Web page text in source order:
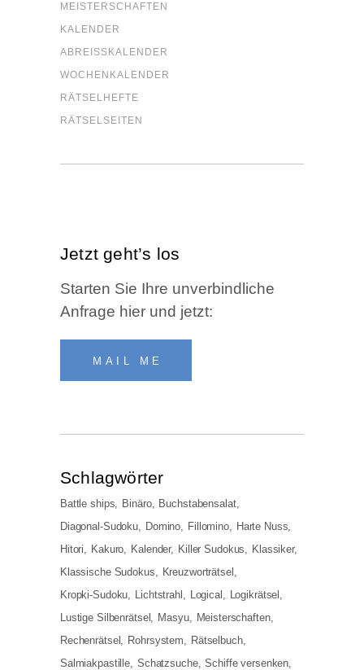
MEIS­TER­SCHAF­TEN
KALEN­DER
ABREISS­KA­LEN­DER
WOCHEN­KA­LEN­DER
RÄT­SEL­HEF­TE
RÄT­SEL­SEI­TEN
Jetzt geht’s los
Star­ten Sie Ihre unver­bind­li­che
Anfra­ge hier und jetzt:
MAIL ME
Schlag­wör­ter
Battle ships Binäro
Buchstabensalat
Diagonal-Sudoku
Domino Fillomino
Harte Nuss
Hitori
Kakuro Kalender Killer Sudokus
Klassiker
Klassische Sudokus
Kreuzworträtsel
Kropki-Sudoku
Lichtstrahl Logical
Logikrätsel
Lustige Silbenrätsel
Masyu
Meisterschaften
Rechenrätsel
Rohrsystem
Rätselbuch
Salmiakpastille Schatzsuche Schiffe versenken